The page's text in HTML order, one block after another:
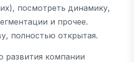
посмотреть динамику,
и прочее.
полностью открытая.
развития компании